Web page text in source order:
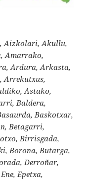
Aizkolari, Akullu,
Amarrako,
Ardura, Arkasta,
Arrekutxus,
Astako,
Baldera,
Baskotxar,
Betagarri,
Birrisgada,
Borona, Butarga,
Derroñar,
Epetxa,